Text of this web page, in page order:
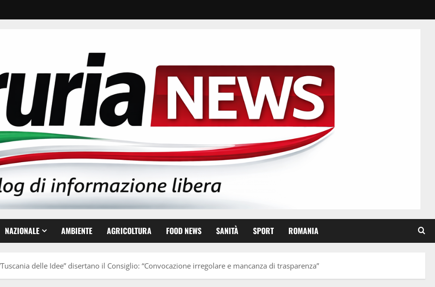
NAZIONALE AMBIENTE AGRICOLTURA FOOD NEWS SANITÀ SPORT ROMANIA
delle Idee” disertano il Consiglio: “Convocazione irregolare e mancanza di trasparenza”